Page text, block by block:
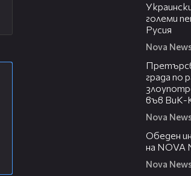
големи
Русия
Nova
града по
във ВиК-
Nova
Обеден
на NOVA
Nova